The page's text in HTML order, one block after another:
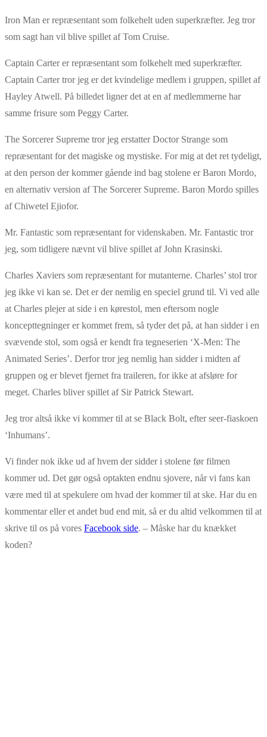
Iron Man er repræsentant som folkehelt uden superkræfter. Jeg tror
som sagt han vil blive spillet af Tom Cruise.
Captain Carter er repræsentant som folkehelt med superkræfter.
Captain Carter tror jeg er det kvindelige medlem i gruppen, spillet af
Hayley Atwell. På billedet ligner det at en af medlemmerne har
samme frisure som Peggy Carter.
The Sorcerer Supreme tror jeg erstatter Doctor Strange som
repræsentant for det magiske og mystiske. For mig at det ret tydeligt,
at den person der kommer gående ind bag stolene er Baron Mordo,
en alternativ version af The Sorcerer Supreme. Baron Mordo spilles
af Chiwetel Ejiofor.
Mr. Fantastic som repræsentant for videnskaben. Mr. Fantastic tror
jeg, som tidligere nævnt vil blive spillet af John Krasinski.
Charles Xaviers som repræsentant for mutanterne. Charles’ stol tror
jeg ikke vi kan se. Det er der nemlig en speciel grund til. Vi ved alle
at Charles plejer at side i en kørestol, men eftersom nogle
koncepttegninger er kommet frem, så tyder det på, at han sidder i en
svævende stol, som også er kendt fra tegneserien ‘X-Men: The
Animated Series’. Derfor tror jeg nemlig han sidder i midten af
gruppen og er blevet fjernet fra traileren, for ikke at afsløre for
meget. Charles bliver spillet af Sir Patrick Stewart.
Jeg tror altså ikke vi kommer til at se Black Bolt, efter seer-fiaskoen
‘Inhumans’.
Vi finder nok ikke ud af hvem der sidder i stolene før filmen
kommer ud. Det gør også optakten endnu sjovere, når vi fans kan
være med til at spekulere om hvad der kommer til at ske. Har du en
kommentar eller et andet bud end mit, så er du altid velkommen til at
skrive til os på vores Facebook side. – Måske har du knækket
koden?